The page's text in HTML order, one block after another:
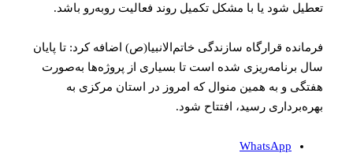
تعطیل شود یا با مشکل تکمیل روند فعالیت روبه‌رو باشد.
فرمانده قرارگاه سازندگی خاتم‌الانبیا(ص) اضافه کرد: تا پایان
سال برنامه‌ریزی شده است تا بسیاری از پروژه‌ها به‌صورت
هفتگی و به همین منوال که امروز در استان مرکزی به
بهره‌برداری رسید، افتتاح شود.
WhatsApp